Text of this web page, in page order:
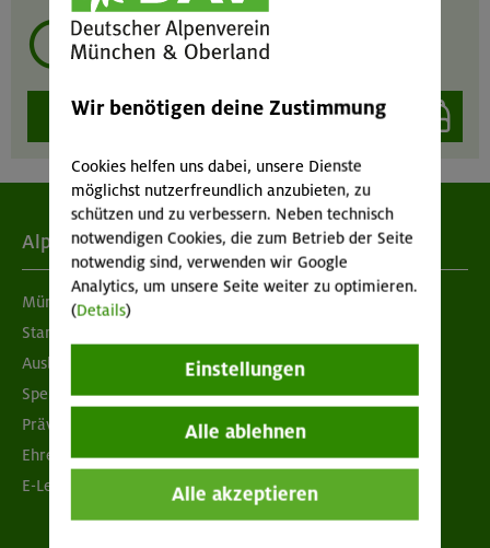
mehrmals ausleihen?
auswählen
Alpenverein
München & Oberland
Standorte
Ausbildung & Jobs
Spenden
Prävention sexualisierter Gewalt
Ehrenamtsbörse
E-Learning
Wir benötigen deine Zustimmung
Cookies helfen uns dabei, unsere Dienste
möglichst nutzerfreundlich anzubieten, zu
schützen und zu verbessern. Neben technisch
notwendigen Cookies, die zum Betrieb der Seite
notwendig sind, verwenden wir Google
Analytics, um unsere Seite weiter zu optimieren.
(Details)
Einstellungen
Alle ablehnen
Alle akzeptieren